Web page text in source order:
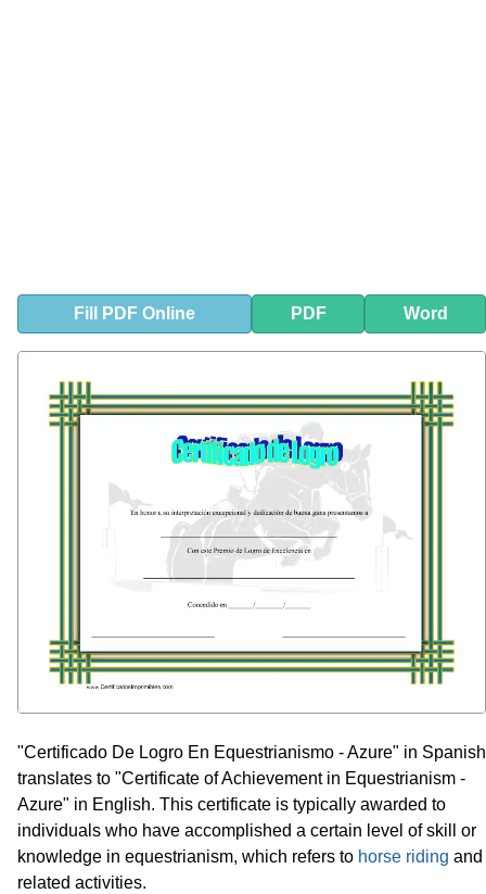
Fill PDF Online PDF Word
"Certificado De Logro En Equestrianismo - Azure" in Spanish
translates to "Certificate of Achievement in Equestrianism -
Azure" in English. This certificate is typically awarded to
individuals who have accomplished a certain level of skill or
knowledge in equestrianism, which refers to horse riding and
related activities.